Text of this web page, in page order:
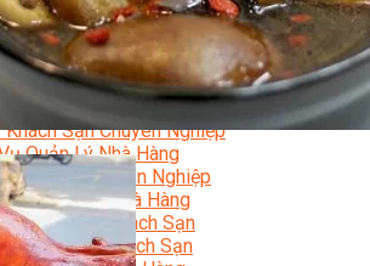
Làm Bánh
Nhà Hàng Khách Sạn Quốc Tế
Vụ Quản Lý NH-KS
Nhà Hàng Chuyên Nghiệp
Khách Sạn Chuyên Nghiệp
Quản Lý Nhà Hàng
Lễ Tân Chuyên Nghiệp
Điều Hành Nhà Hàng
Nhà Hàng Khách Sạn
Doanh Khách Sạn